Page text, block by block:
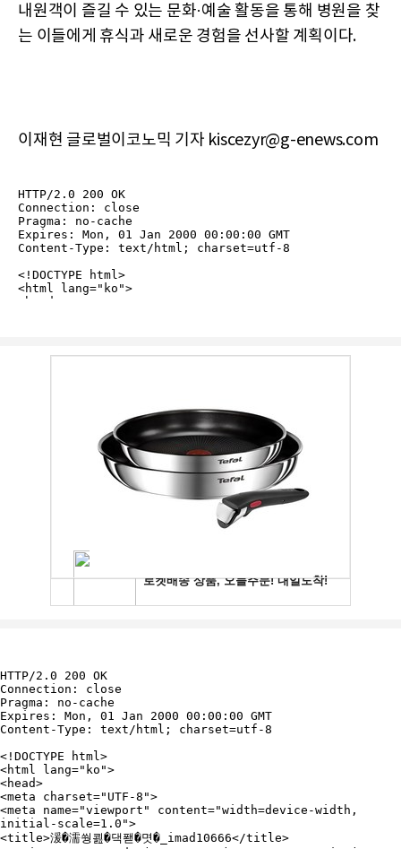
내원객이 즐길 수 있는 문화·예술 활동을 통해 병원을 찾
는 이들에게 휴식과 새로운 경험을 선사할 계획이다.
이재현 글로벌이코노믹 기자 kiscezyr@g-enews.com